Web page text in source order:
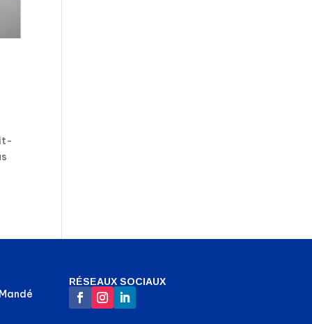
RÉSEAUX SOCIAUX